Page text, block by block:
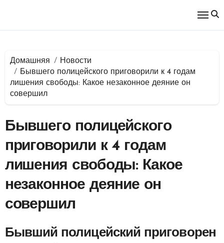
Домашняя
Новости
Бывшего полицейского приговорили к 4 годам
лишения свободы: Какое незаконное деяние он
совершил
Бывшего полицейского
приговорили к 4 годам
лишения свободы: Какое
незаконное деяние он
совершил
Бывший полицейский приговорен